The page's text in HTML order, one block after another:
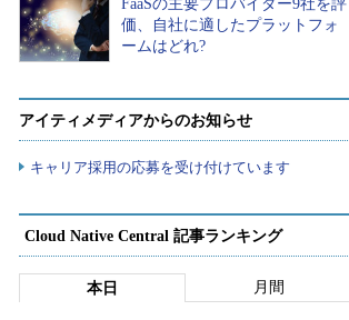
FaaSの主要プロバイダー9社を評
価、自社に適したプラットフォ
ームはどれ?
アイティメディアからのお知らせ
キャリア採用の応募を受け付けています
Cloud Native Central 記事ランキング
本日 月間